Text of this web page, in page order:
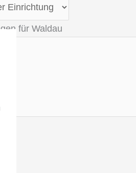
für Waldau